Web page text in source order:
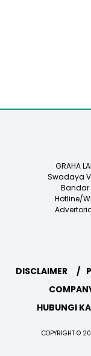
GRAHA
Swadaya
Bandar
Hotline/
DISCLAIMER
HUBUNGI
COPYRIGHT ©